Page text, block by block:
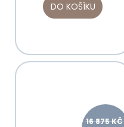
DO KOŠÍKU
16 875 KČ